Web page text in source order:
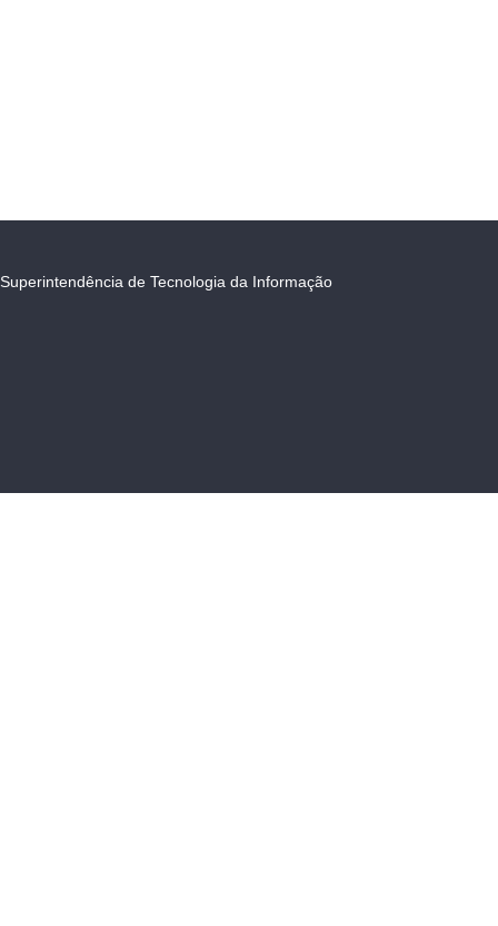
Superintendência de Tecnologia da Informação